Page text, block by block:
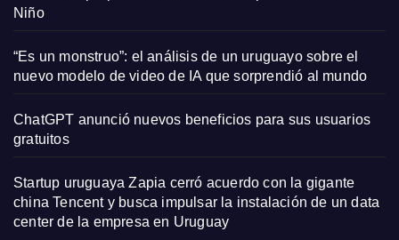
Niño
“Es un monstruo”: el análisis de un uruguayo sobre el
nuevo modelo de video de IA que sorprendió al mundo
ChatGPT anunció nuevos beneficios para sus usuarios
gratuitos
Startup uruguaya Zapia cerró acuerdo con la gigante
china Tencent y busca impulsar la instalación de un data
center de la empresa en Uruguay